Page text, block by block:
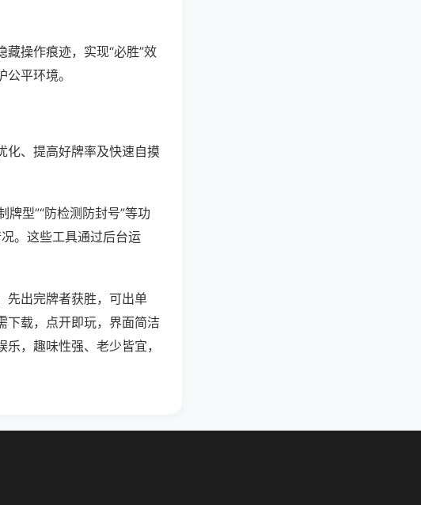
操作痕迹，实现“必胜”效
平环境。
化、提高好牌率及快速自摸
型”“防检测防封号”等功
。这些工具通过后台运
先出完牌者获胜，可出单
下载，点开即玩，界面简洁
，趣味性强、老少皆宜，